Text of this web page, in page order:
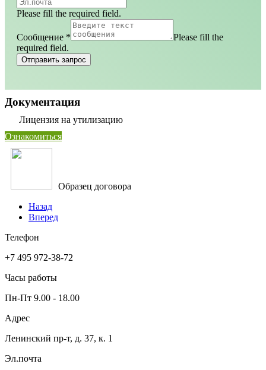
Please fill the required field.
Сообщение *
Please fill the
required field.
Отправить запрос
Документация
Лицензия на утилизацию
Ознакомиться
Образец договора
Назад
Вперед
Телефон
+7 495 972-38-72
Часы работы
Пн-Пт 9.00 - 18.00
Адрес
Ленинский пр-т, д. 37, к. 1
Эл.почта